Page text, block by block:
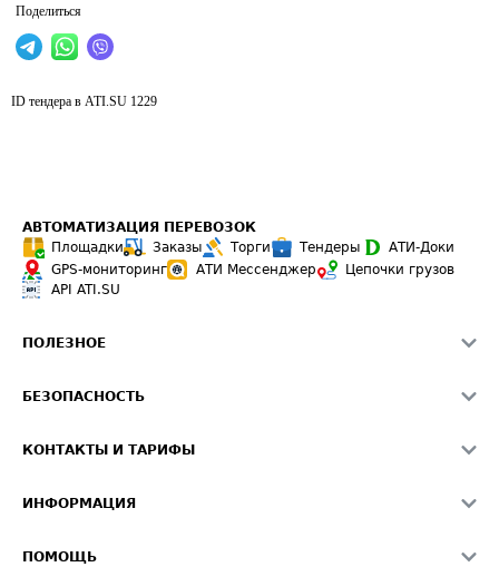
Поделиться
ID тендера в ATI.SU 1229
АВТОМАТИЗАЦИЯ ПЕРЕВОЗОК
Площадки
Заказы Торги Тендеры
АТИ-Доки
GPS-мониторинг
АТИ Мессенджер
Цепочки грузов
API ATI.SU
ПОЛЕЗНОЕ
Звезды ATI.SU на вашем сайте
Средние ставки
БЕЗОПАСНОСТЬ
Светофор+
О формировании Паспорта
КОНТАКТЫ И ТАРИФЫ
Реклама на сайте
ИНФОРМАЦИЯ
ПОМОЩЬ